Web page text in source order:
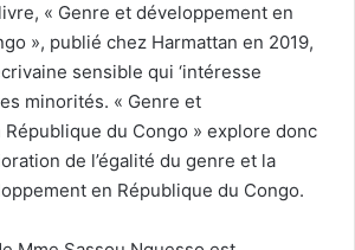
« Genre et développement en
», publié chez Harmattan en 2019,
sensible qui ‘intéresse
minorités. « Genre et
du Congo » explore donc
de l’égalité du genre et la
en République du Congo.